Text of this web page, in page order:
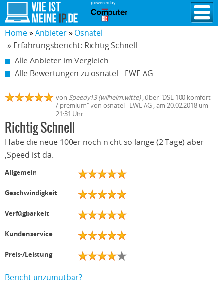
powered by
Home Anbieter
Osnatel
» Erfahrungsbericht: Richtig Schnell
Alle Anbieter im Vergleich
Alle Bewertungen zu osnatel - EWE AG
von Speedy13 (wilhelm.witte), über "DSL 100 komfort
/ premium" von osnatel - EWE AG , am 20.02.2018 um
21:31 Uhr
Richtig Schnell
Habe die neue 100er noch nicht so lange (2 Tage) aber
,Speed ist da.
Allgemein
Geschwindigkeit
Verfügbarkeit
Kundenservice
Preis-/Leistung
Bericht unzumutbar?